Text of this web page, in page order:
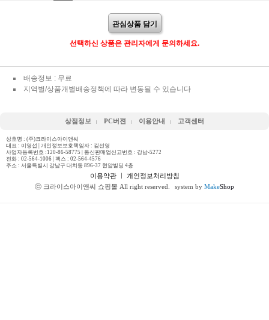
관심상품 담기
선택하신 상품은 관리자에게 문의하세요.
배송정보 : 무료
지역별/상품개별배송정책에 따라 변동될 수 있습니다
상점정보 PC버젼 이용안내 고객센터
상호명 : (주)크라이스아이앤씨
대표 : 이영섭 | 개인정보보호책임자 : 김선영
사업자등록번호 :120-86-58775 | 통신판매업신고번호 : 강남-5272
전화 : 02-564-1006 | 팩스 : 02-564-4576
주소 : 서울특별시 강남구 대치동 896-37 현암빌딩 4층
이용약관ㅣ 개인정보처리방침
ⓒ 크라이스아이앤씨 쇼핑몰 All right reserved.
system by MakeShop